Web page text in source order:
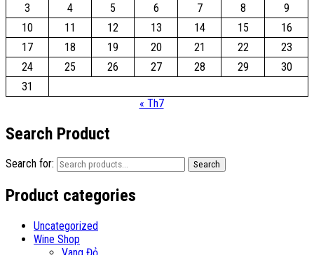
3
4 5 6 7 8
9
10
11 12 13 14 15
16
17
18 19 20 21 22
23
24
25 26 27 28 29
30
31
« Th7
Search Product
Search for: Search
Product categories
Uncategorized
Wine Shop